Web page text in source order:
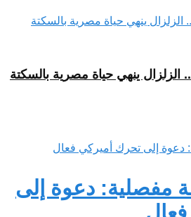
الزلزال ينهي حياة مصرية بالسكتة
مفصلية: دعوة إلى